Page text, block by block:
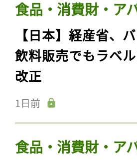
食品・消費財・ア
【日本】経産省、
飲料販売でもラベ
改正
1日前
食品・消費財・ア